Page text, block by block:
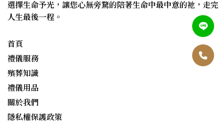
選擇生命予光，讓您心無旁騖的陪著生命中最中意的祂，走完
人生最後一程。
首頁
禮儀服務
殯葬知識
禮儀用品
關於我們
隱私權保護政策